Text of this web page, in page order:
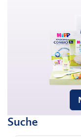
Suche